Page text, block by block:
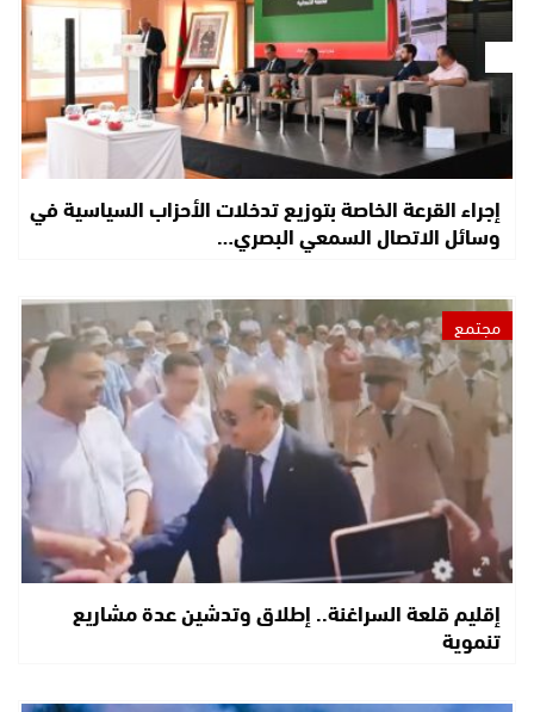
إجراء القرعة الخاصة بتوزيع تدخلات الأحزاب السياسية في
وسائل الاتصال السمعي البصري…
مجتمع
إقليم قلعة السراغنة.. إطلاق وتدشين عدة مشاريع
تنموية